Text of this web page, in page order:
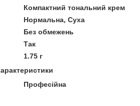
Компактний тональний крем
Нормальна, Суха
Без обмежень
Так
1.75 г
Професійна